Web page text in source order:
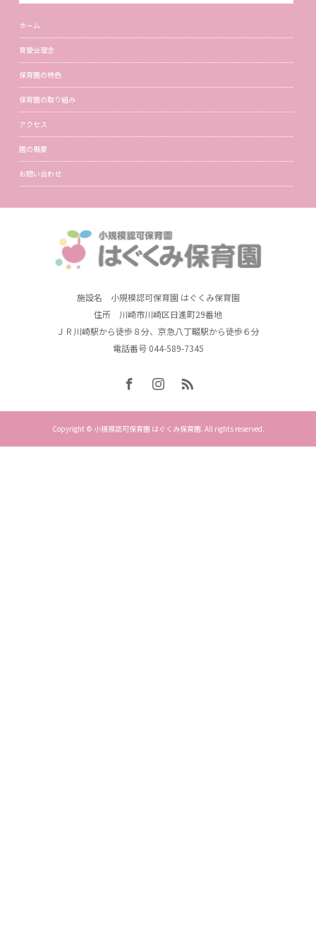
ホーム
育愛会理念
保育園の特色
保育園の取り組み
アクセス
園の概要
お問い合わせ
施設名 小規模認可保育園 はぐくみ保育園
住所 川崎市川崎区日進町29番地
ＪＲ川崎駅から徒歩８分、京急八丁畷駅から徒歩６分
電話番号 044-589-7345
Copyright © 小規模認可保育園 はぐくみ保育園. All rights reserved.